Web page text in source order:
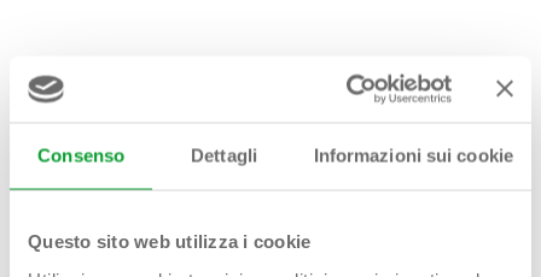
Consenso Dettagli Informazioni sui cookie
Questo sito web utilizza i cookie
Hai bisogno di
aiuto?